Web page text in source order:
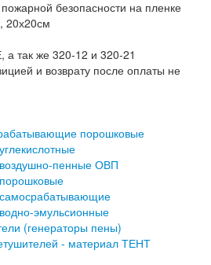
же 320-12 и 320-21
и возврату после оплаты не
порошковые
пенные ОВП
эмульсионные
(генераторы пены)
- материал ТЕНТ